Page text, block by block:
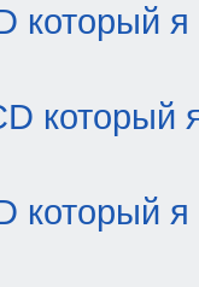
который я
который
который я